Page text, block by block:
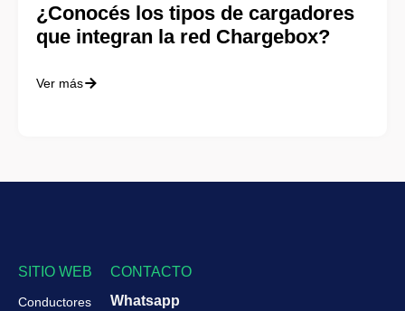
¿Conocés los tipos de cargadores
que integran la red Chargebox?
Ver más
SITIO WEB
Conductores
CONTACTO
Whatsapp